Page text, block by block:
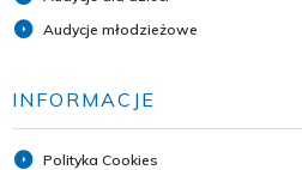
Audycje młodzieżowe
INFORMACJE
Polityka Cookies